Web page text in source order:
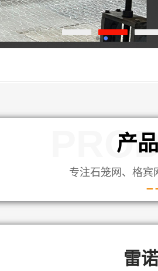
产
专注石笼网、格宾
雷